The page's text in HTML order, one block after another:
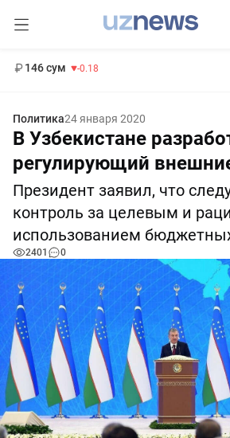
146 сум -0.18
Политика24 января 2020
В Узбекистане
регулирующий
Президент заявил, что
контроль за целевым и
использованием
2401 0